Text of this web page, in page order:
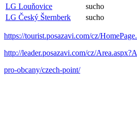
LG Louňovice
sucho
LG Český Šternberk
sucho
https://tourist.posazavi.com/cz/
http://leader.posazavi.com/cz/
pro-obcany/czech-point/